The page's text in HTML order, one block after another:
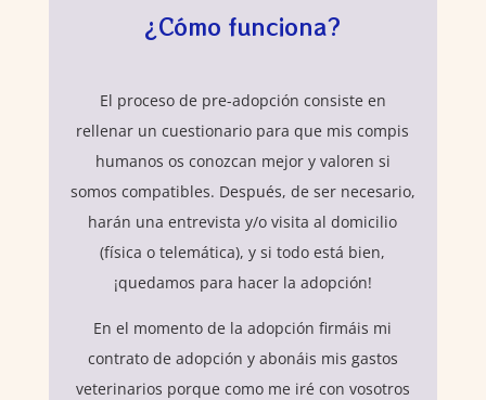
¿Cómo funciona?
El proceso de pre-adopción consiste en
rellenar un cuestionario para que mis compis
humanos os conozcan mejor y valoren si
somos compatibles. Después, de ser necesario,
harán una entrevista y/o visita al domicilio
(física o telemática), y si todo está bien,
¡quedamos para hacer la adopción!
En el momento de la adopción firmáis mi
contrato de adopción y abonáis mis gastos
veterinarios porque como me iré con vosotros